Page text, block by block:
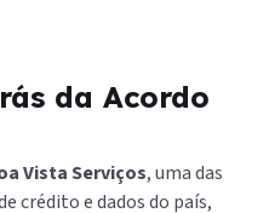
da Acordo
Vista Serviços, uma das
crédito e dados do país,